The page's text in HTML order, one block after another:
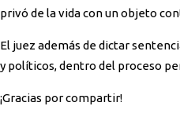
privó de la vida con un objeto
El juez además de dictar
y políticos, dentro del proceso
¡Gracias por compartir!